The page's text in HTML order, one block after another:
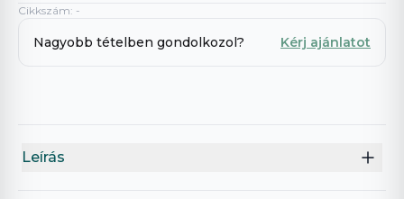
Cikkszám: -
Nagyobb tételben gondolkozol? Kérj ajánlatot
Leírás